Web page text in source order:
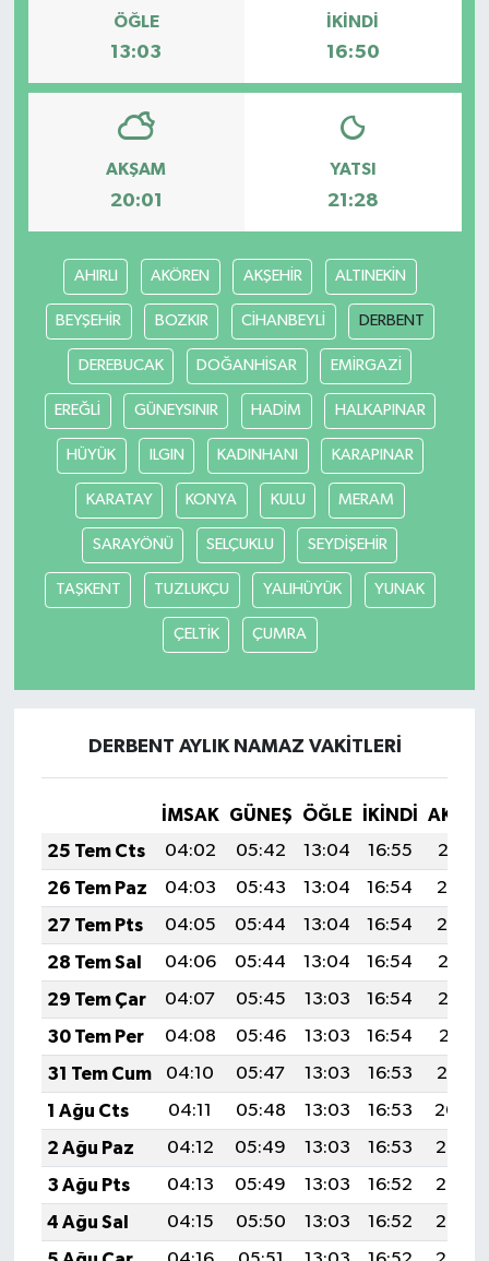
ÖĞLE
13:03
İKINDI
16:50
AKŞAM
20:01
YATSI
21:28
AHIRLI AKÖREN AKŞEHİR ALTINEKİN
BEYŞEHİR BOZKIR CİHANBEYLİ DERBENT
DEREBUCAK DOĞANHİSAR EMİRGAZİ
EREĞLİ GÜNEYSINIR HADİM HALKAPINAR
HÜYÜK ILGIN KADINHANI KARAPINAR
KARATAY KONYA KULU MERAM
SARAYÖNÜ SELÇUKLU SEYDİŞEHİR
TAŞKENT TUZLUKÇU YALIHÜYÜK YUNAK
ÇELTİK ÇUMRA
DERBENT AYLIK NAMAZ VAKITLERI
İMSAK GÜNEŞ ÖĞLE İKINDI
25 Tem Cts
04:02 05:42 13:04 16:55
20:15
26 Tem Paz
04:03 05:43 13:04 16:54
20:14
27 Tem Pts
04:05 05:44 13:04 16:54
20:14
28 Tem Sal
04:06 05:44 13:04 16:54
20:13
29 Tem Çar
04:07 05:45 13:03 16:54
20:12
30 Tem Per
04:08 05:46 13:03 16:54
20:11
31 Tem Cum
04:10 05:47 13:03 16:53
20:10
1 Ağu Cts
04:11 05:48 13:03 16:53
20:09
2 Ağu Paz
04:12 05:49 13:03 16:53
20:08
3 Ağu Pts
04:13 05:49 13:03 16:52
20:07
4 Ağu Sal
04:15 05:50 13:03 16:52
20:06